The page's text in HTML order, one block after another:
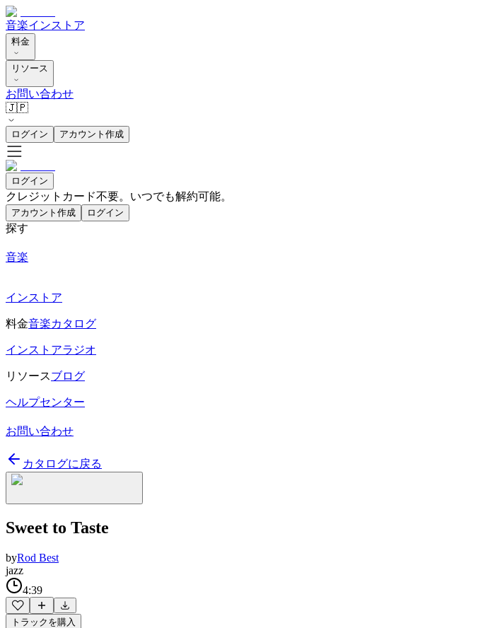
音楽インストア
料金
リソース
お問い合わせ
🇯🇵
ログイン アカウント作成
ログイン
クレジットカード不要。いつでも解約可能。
アカウント作成 ログイン
探す
音楽
インストア
料金音楽カタログ
インストアラジオ
リソースブログ
ヘルプセンター
お問い合わせ
カタログに戻る
Sweet to Taste
byRod Best
jazz
4:39
トラックを購入